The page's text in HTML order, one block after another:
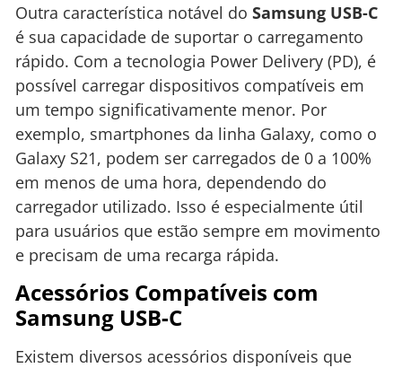
Outra característica notável do Samsung USB-C
é sua capacidade de suportar o carregamento
rápido. Com a tecnologia Power Delivery (PD), é
possível carregar dispositivos compatíveis em
um tempo significativamente menor. Por
exemplo, smartphones da linha Galaxy, como o
Galaxy S21, podem ser carregados de 0 a 100%
em menos de uma hora, dependendo do
carregador utilizado. Isso é especialmente útil
para usuários que estão sempre em movimento
e precisam de uma recarga rápida.
Acessórios Compatíveis com
Samsung USB-C
Existem diversos acessórios disponíveis que